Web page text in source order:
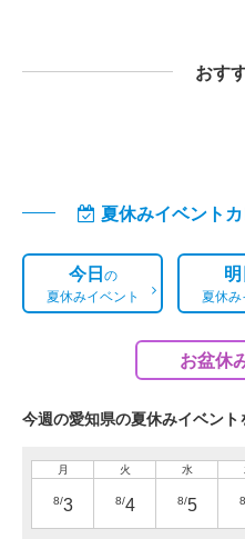
おす
夏休みイベント
今日の
夏休みイベント
夏休み
お盆休
今週の愛知県の夏休みイベント
月
8/3
火
8/4
水
8/5